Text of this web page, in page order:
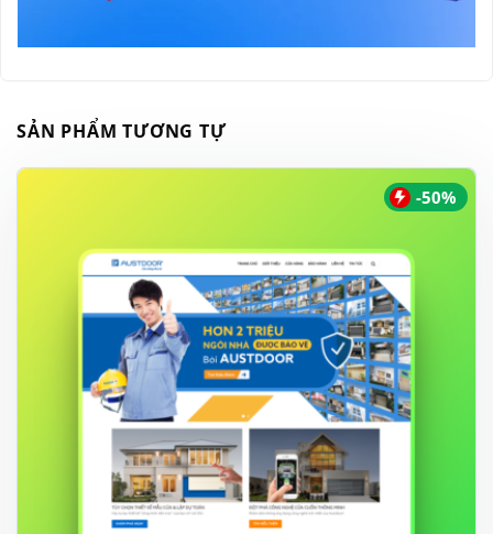
SẢN PHẨM TƯƠNG TỰ
-50%